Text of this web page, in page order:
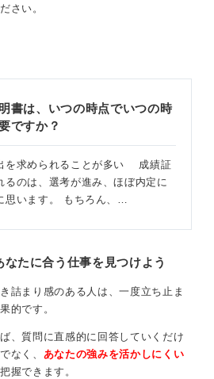
さい。
書は、いつの時点でいつの時
ですか？
を求められることが多い 成績証
るのは、選考が進み、ほぼ内定に
思います。 もちろん、…
たに合う仕事を見つけよう
詰まり感のある人は、一度立ち止ま
的です。
、質問に直感的に回答していくだけ
なく、 あなたの強みを活かしにくい
握できます。